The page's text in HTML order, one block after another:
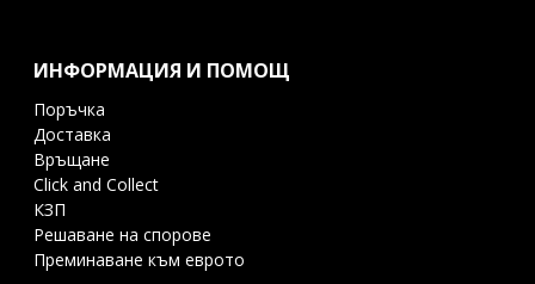
ИНФОРМАЦИЯ И ПОМОЩ
Поръчка
Доставка
Връщане
Click and Collect
КЗП
Решаване на спорове
Преминаване към еврото